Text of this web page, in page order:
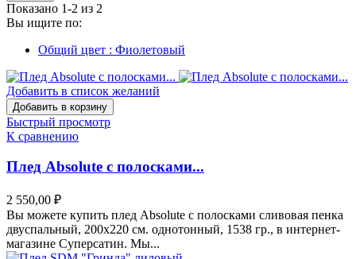
Показано 1-2 из 2
Вы ищите по:
Общий цвет : Фиолетовый
Добавить в список желаний
Добавить в корзину
Быстрый просмотр
К сравнению
Плед Absolute с полосками...
2 550,00 ₽
Вы можете купить плед Absolute с полосками сливовая пенка
двуспальный, 200x220 см. однотонный, 1538 гр., в интернет-
магазине Суперсатин. Мы...